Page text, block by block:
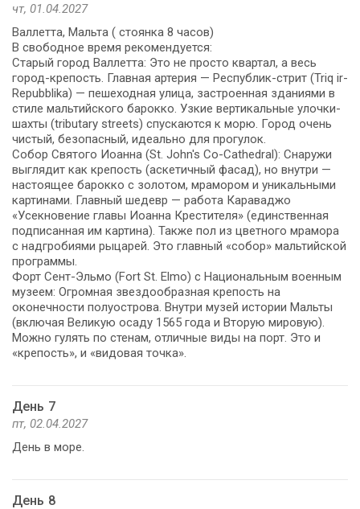
чт, 01.04.2027
Валлетта, Мальта ( стоянка 8 часов)
В свободное время рекомендуется:
Старый город Валлетта: Это не просто квартал, а весь
город-крепость. Главная артерия — Республик-стрит (Triq ir-
Repubblika) — пешеходная улица, застроенная зданиями в
стиле мальтийского барокко. Узкие вертикальные улочки-
шахты (tributary streets) спускаются к морю. Город очень
чистый, безопасный, идеально для прогулок.
Собор Святого Иоанна (St. John's Co-Cathedral): Снаружи
выглядит как крепость (аскетичный фасад), но внутри —
настоящее барокко с золотом, мрамором и уникальными
картинами. Главный шедевр — работа Караваджо
«Усекновение главы Иоанна Крестителя» (единственная
подписанная им картина). Также пол из цветного мрамора
с надгробиями рыцарей. Это главный «собор» мальтийской
программы.
Форт Сент-Эльмо (Fort St. Elmo) с Национальным военным
музеем: Огромная звездообразная крепость на
оконечности полуострова. Внутри музей истории Мальты
(включая Великую осаду 1565 года и Вторую мировую).
Можно гулять по стенам, отличные виды на порт. Это и
«крепость», и «видовая точка».
День 7
пт, 02.04.2027
День в море.
День 8